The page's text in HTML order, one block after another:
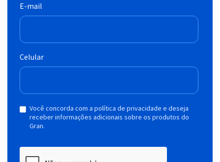
E-mail
Celular
Você concorda com a política de privacidade e deseja
receber informações adicionais sobre os produtos do
Gran.